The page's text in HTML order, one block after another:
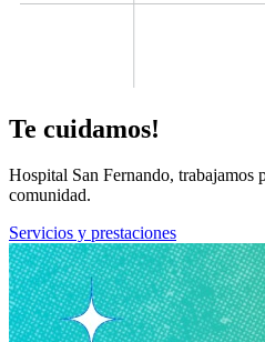
Te cuidamos!
Hospital San Fernando, trabajamos
comunidad.
Servicios y prestaciones